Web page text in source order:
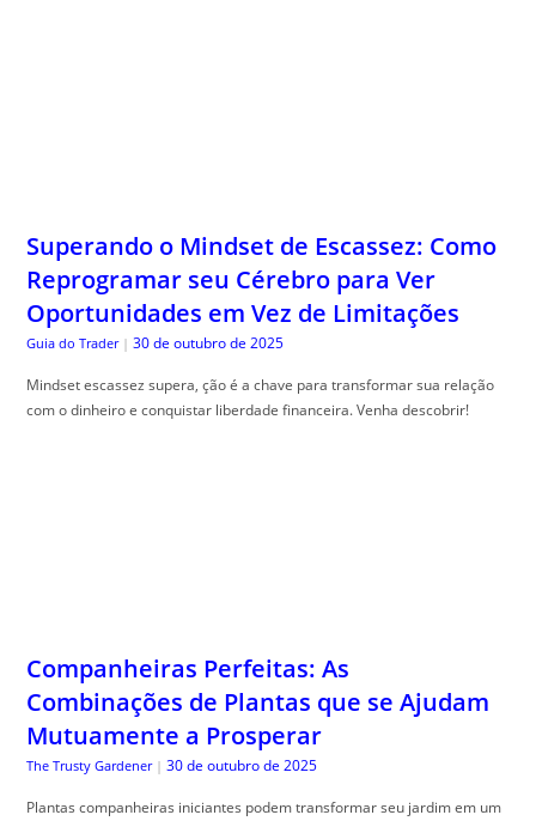
Superando o Mindset de Escassez: Como
Reprogramar seu Cérebro para Ver
Oportunidades em Vez de Limitações
Guia do Trader | 30 de outubro de 2025
Mindset escassez supera, ção é a chave para transformar sua relação
com o dinheiro e conquistar liberdade financeira. Venha descobrir!
Companheiras Perfeitas: As
Combinações de Plantas que se Ajudam
Mutuamente a Prosperar
The Trusty Gardener | 30 de outubro de 2025
Plantas companheiras iniciantes podem transformar seu jardim em um